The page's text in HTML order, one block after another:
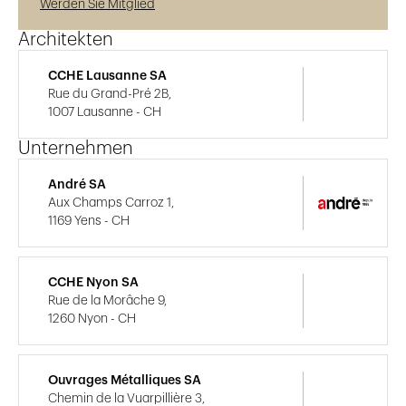
Werden Sie Mitglied
Architekten
CCHE Lausanne SA
Rue du Grand-Pré 2B,
1007 Lausanne - CH
Unternehmen
André SA
Aux Champs Carroz 1,
1169 Yens - CH
CCHE Nyon SA
Rue de la Morâche 9,
1260 Nyon - CH
Ouvrages Métalliques SA
Chemin de la Vuarpillière 3,